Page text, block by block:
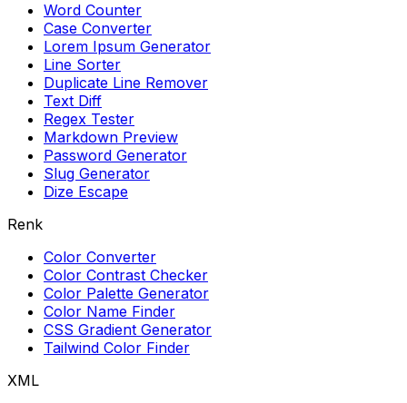
Word Counter
Case Converter
Lorem Ipsum Generator
Line Sorter
Duplicate Line Remover
Text Diff
Regex Tester
Markdown Preview
Password Generator
Slug Generator
Dize Escape
Renk
Color Converter
Color Contrast Checker
Color Palette Generator
Color Name Finder
CSS Gradient Generator
Tailwind Color Finder
XML